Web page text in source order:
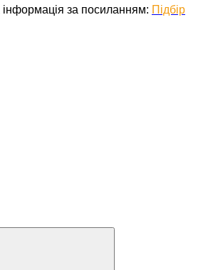
за посиланням: Підбір